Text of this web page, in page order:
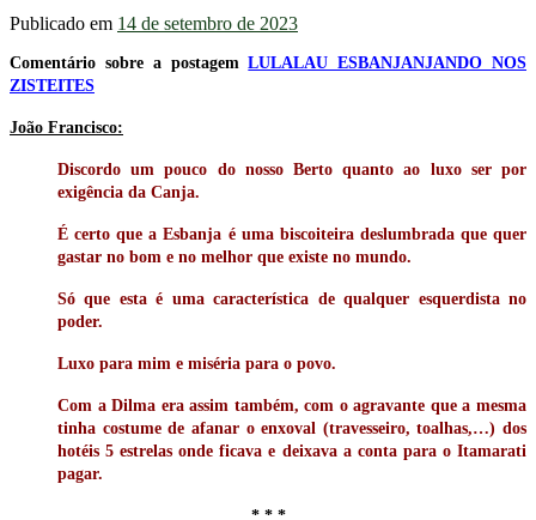
Publicado em 14 de setembro de 2023
Comentário sobre a postagemLULALAU ESBANJANJANDO NOS
ZISTEITES
João Francisco:
Discordo um pouco do nosso Berto quanto ao luxo ser por
exigência da Canja.
É certo que a Esbanja é uma biscoiteira deslumbrada que quer
gastar no bom e no melhor que existe no mundo.
Só que esta é uma característica de qualquer esquerdista no
poder.
Luxo para mim e miséria para o povo.
Com a Dilma era assim também, com o agravante que a mesma
tinha costume de afanar o enxoval (travesseiro, toalhas,…) dos
hotéis 5 estrelas onde ficava e deixava a conta para o Itamarati
pagar.
* * *